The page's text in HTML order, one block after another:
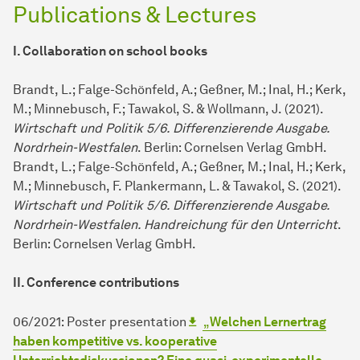
Publications & Lectures
I. Collaboration on school books
Brandt, L.; Falge-Schönfeld, A.; Geßner, M.; Inal, H.; Kerk,
M.; Minnebusch, F.; Tawakol, S. & Wollmann, J. (2021).
Wirtschaft und Politik 5/6. Differenzierende Ausgabe.
Nordrhein-Westfalen. Berlin: Cornelsen Verlag GmbH.
Brandt, L.; Falge-Schönfeld, A.; Geßner, M.; Inal, H.; Kerk,
M.; Minnebusch, F. Plankermann, L. & Tawakol, S. (2021).
Wirtschaft und Politik 5/6. Differenzierende Ausgabe.
Nordrhein-Westfalen. Handreichung für den Unterricht.
Berlin: Cornelsen Verlag GmbH.
II. Conference contributions
06/2021: Poster presentation „Welchen Lernertrag
haben kompetitive vs. kooperative